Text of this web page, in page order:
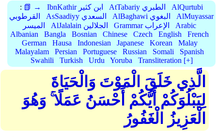
: 📗 → IbnKathir ابن كثير AtTabariy الطبري
AlQurtubi
القرطوبي
AsSaadiyy السعدي AlBaghawi البغوي
AlMuyassar
الميسر
AlJalalain الجلالين Grammar الإعراب
Arabic
Albanian
Bangla Bosnian Chinese Czech English
French
German
Hausa Indonesian Japanese Korean
Malay
Malayalam
Persian Portuguese Russian Somali
Spanish
Swahili
Turkish Urdu Yoruba Transliteration [+]
الَّذِي خَلَقَ الْمَوْتَ وَالْحَيَاةَ
لِيَبْلُوَكُمْ أَيُّكُمْ أَحْسَنُ عَمَلًا ۚ وَهُوَ
الْعَزِيزُ الْغَفُورُ